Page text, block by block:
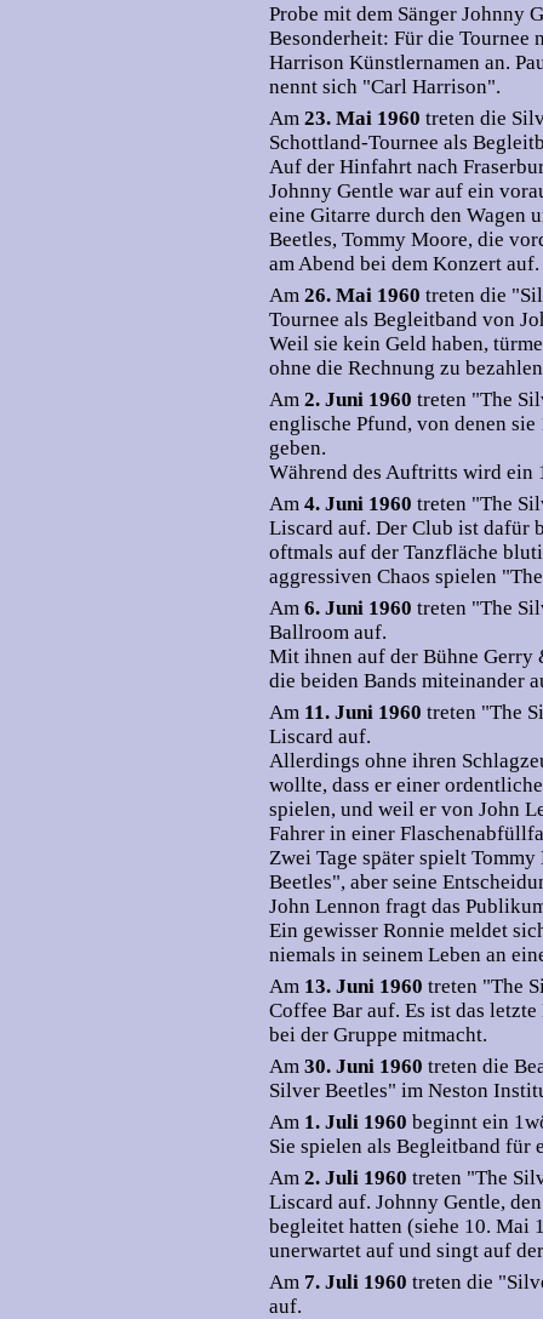
Probe mit dem Sänger Johnny
Besonderheit: Für die Tournee
Harrison Künstlernamen an.
nennt sich "Carl Harrison".
Am 23. Mai 1960 treten die
Schottland-Tournee als
Auf der Hinfahrt nach
Johnny Gentle war auf ein
eine Gitarre durch den Wagen
Beetles, Tommy Moore, die
am Abend bei dem Konzert auf.
Am 26. Mai 1960 treten die
Tournee als Begleitband von
Weil sie kein Geld haben,
ohne die Rechnung zu
Am 2. Juni 1960 treten "The
englische Pfund, von denen
geben.
Während des Auftritts wird ein
Am 4. Juni 1960 treten "The
Liscard auf. Der Club ist dafür
oftmals auf der Tanzfläche
aggressiven Chaos spielen
Am 6. Juni 1960 treten "The
Ballroom auf.
Mit ihnen auf der Bühne Gerry
die beiden Bands miteinander
Am 11. Juni 1960 treten "The
Liscard auf.
Allerdings ohne ihren
wollte, dass er einer
spielen, und weil er von John
Fahrer in einer
Zwei Tage später spielt
Beetles", aber seine
John Lennon fragt das
Ein gewisser Ronnie meldet
niemals in seinem Leben an
Am 13. Juni 1960 treten "The
Coffee Bar auf. Es ist das
bei der Gruppe mitmacht.
Am 30. Juni 1960 treten die
Silver Beetles" im Neston
Am 1. Juli 1960 beginnt ein
Sie spielen als Begleitband für
Am 2. Juli 1960 treten "The
Liscard auf. Johnny Gentle,
begleitet hatten (siehe 10. Mai
unerwartet auf und singt auf
Am 7. Juli 1960 treten die
auf.